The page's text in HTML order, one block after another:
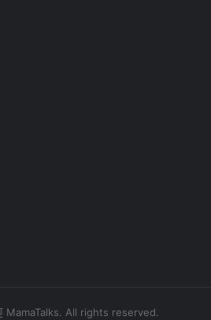
MamaTalks. All rights reserved.